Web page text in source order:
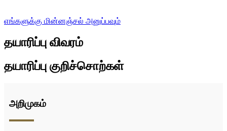
எங்களுக்கு மின்னஞ்சல் அனுப்பவும்
தயாரிப்பு விவரம்
தயாரிப்பு குறிச்சொற்கள்
அறிமுகம்